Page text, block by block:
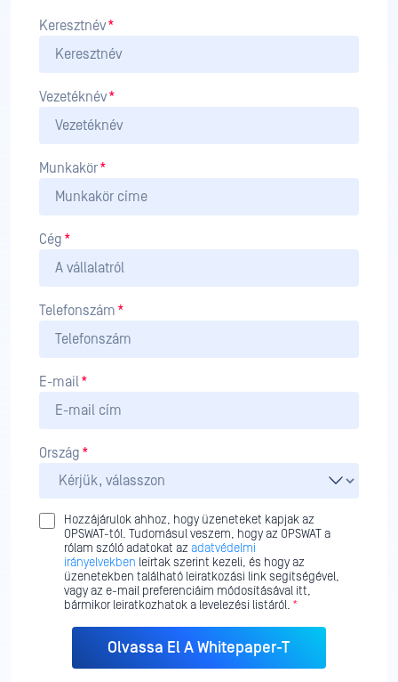
Keresztnév*
Vezetéknév*
Munkakör*
Cég *
Telefonszám *
E-mail *
Ország *
Hozzájárulok ahhoz, hogy üzeneteket kapjak az
OPSWAT-tól. Tudomásul veszem, hogy az OPSWAT a
rólam szóló adatokat az adatvédelmi
irányelvekben leírtak szerint kezeli, és hogy az
üzenetekben található leiratkozási link segítségével,
vagy az e-mail preferenciáim módosításával itt,
bármikor leiratkozhatok a levelezési listáról. *